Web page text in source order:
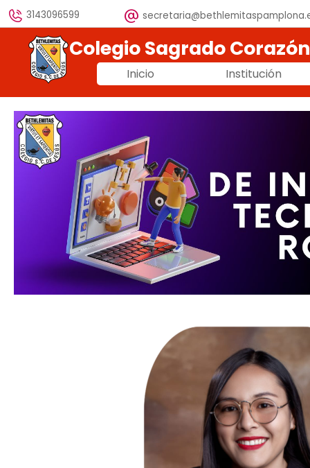
3143096599
Inicio Institución
Colegio Sagrado